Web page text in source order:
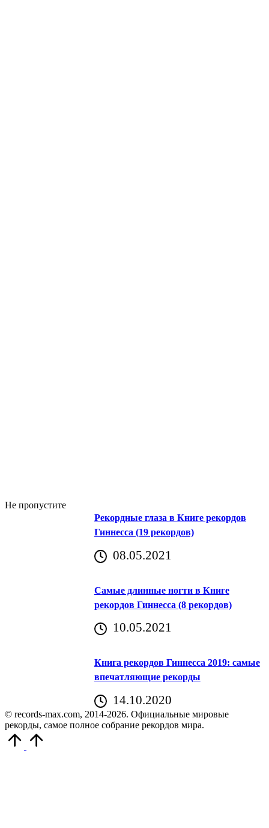
Не пропустите
Рекордные глаза в Книге рекордов
Гиннесса (19 рекордов)
08.05.2021
Самые длинные ногти в Книге
рекордов Гиннесса (8 рекордов)
10.05.2021
Книга рекордов Гиннесса 2019: самые
впечатляющие рекорды
14.10.2020
© records-max.com, 2014-2026. Официальные мировые
рекорды, самое полное собрание рекордов мира.